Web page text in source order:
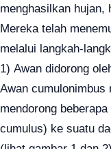
menghasilkan hujan,
Mereka telah
melalui langkah-
1) Awan didorong
Awan cumulonimbus
mendorong
cumulus) ke suatu